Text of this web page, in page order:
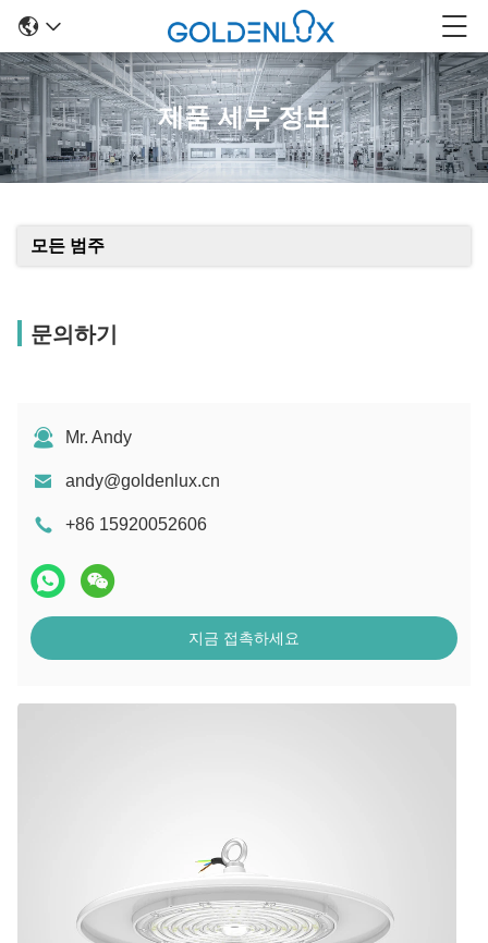
제품 세부 정보
모든 범주
문의하기
Mr. Andy
andy@goldenlux.cn
+86 15920052606
지금 접촉하세요